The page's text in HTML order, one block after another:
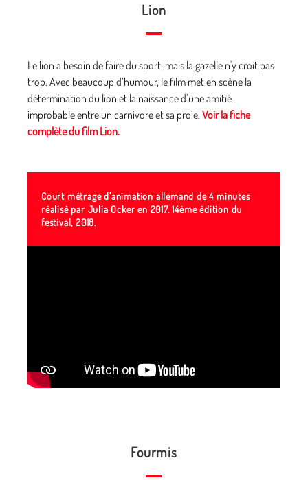
Lion
Le lion a besoin de faire du sport, mais la gazelle n'y croit pas
trop. Avec beaucoup d’humour, le film met en scène la
détermination du lion et la naissance d’une amitié
improbable entre un carnivore et sa proie. Voir la fiche
complète du film Lion.
Court métrage d'animation allemand de 4 minutes
réalisé par Julia Ocker en 2017. 14ème édition du
festival, 2018.
Fourmis